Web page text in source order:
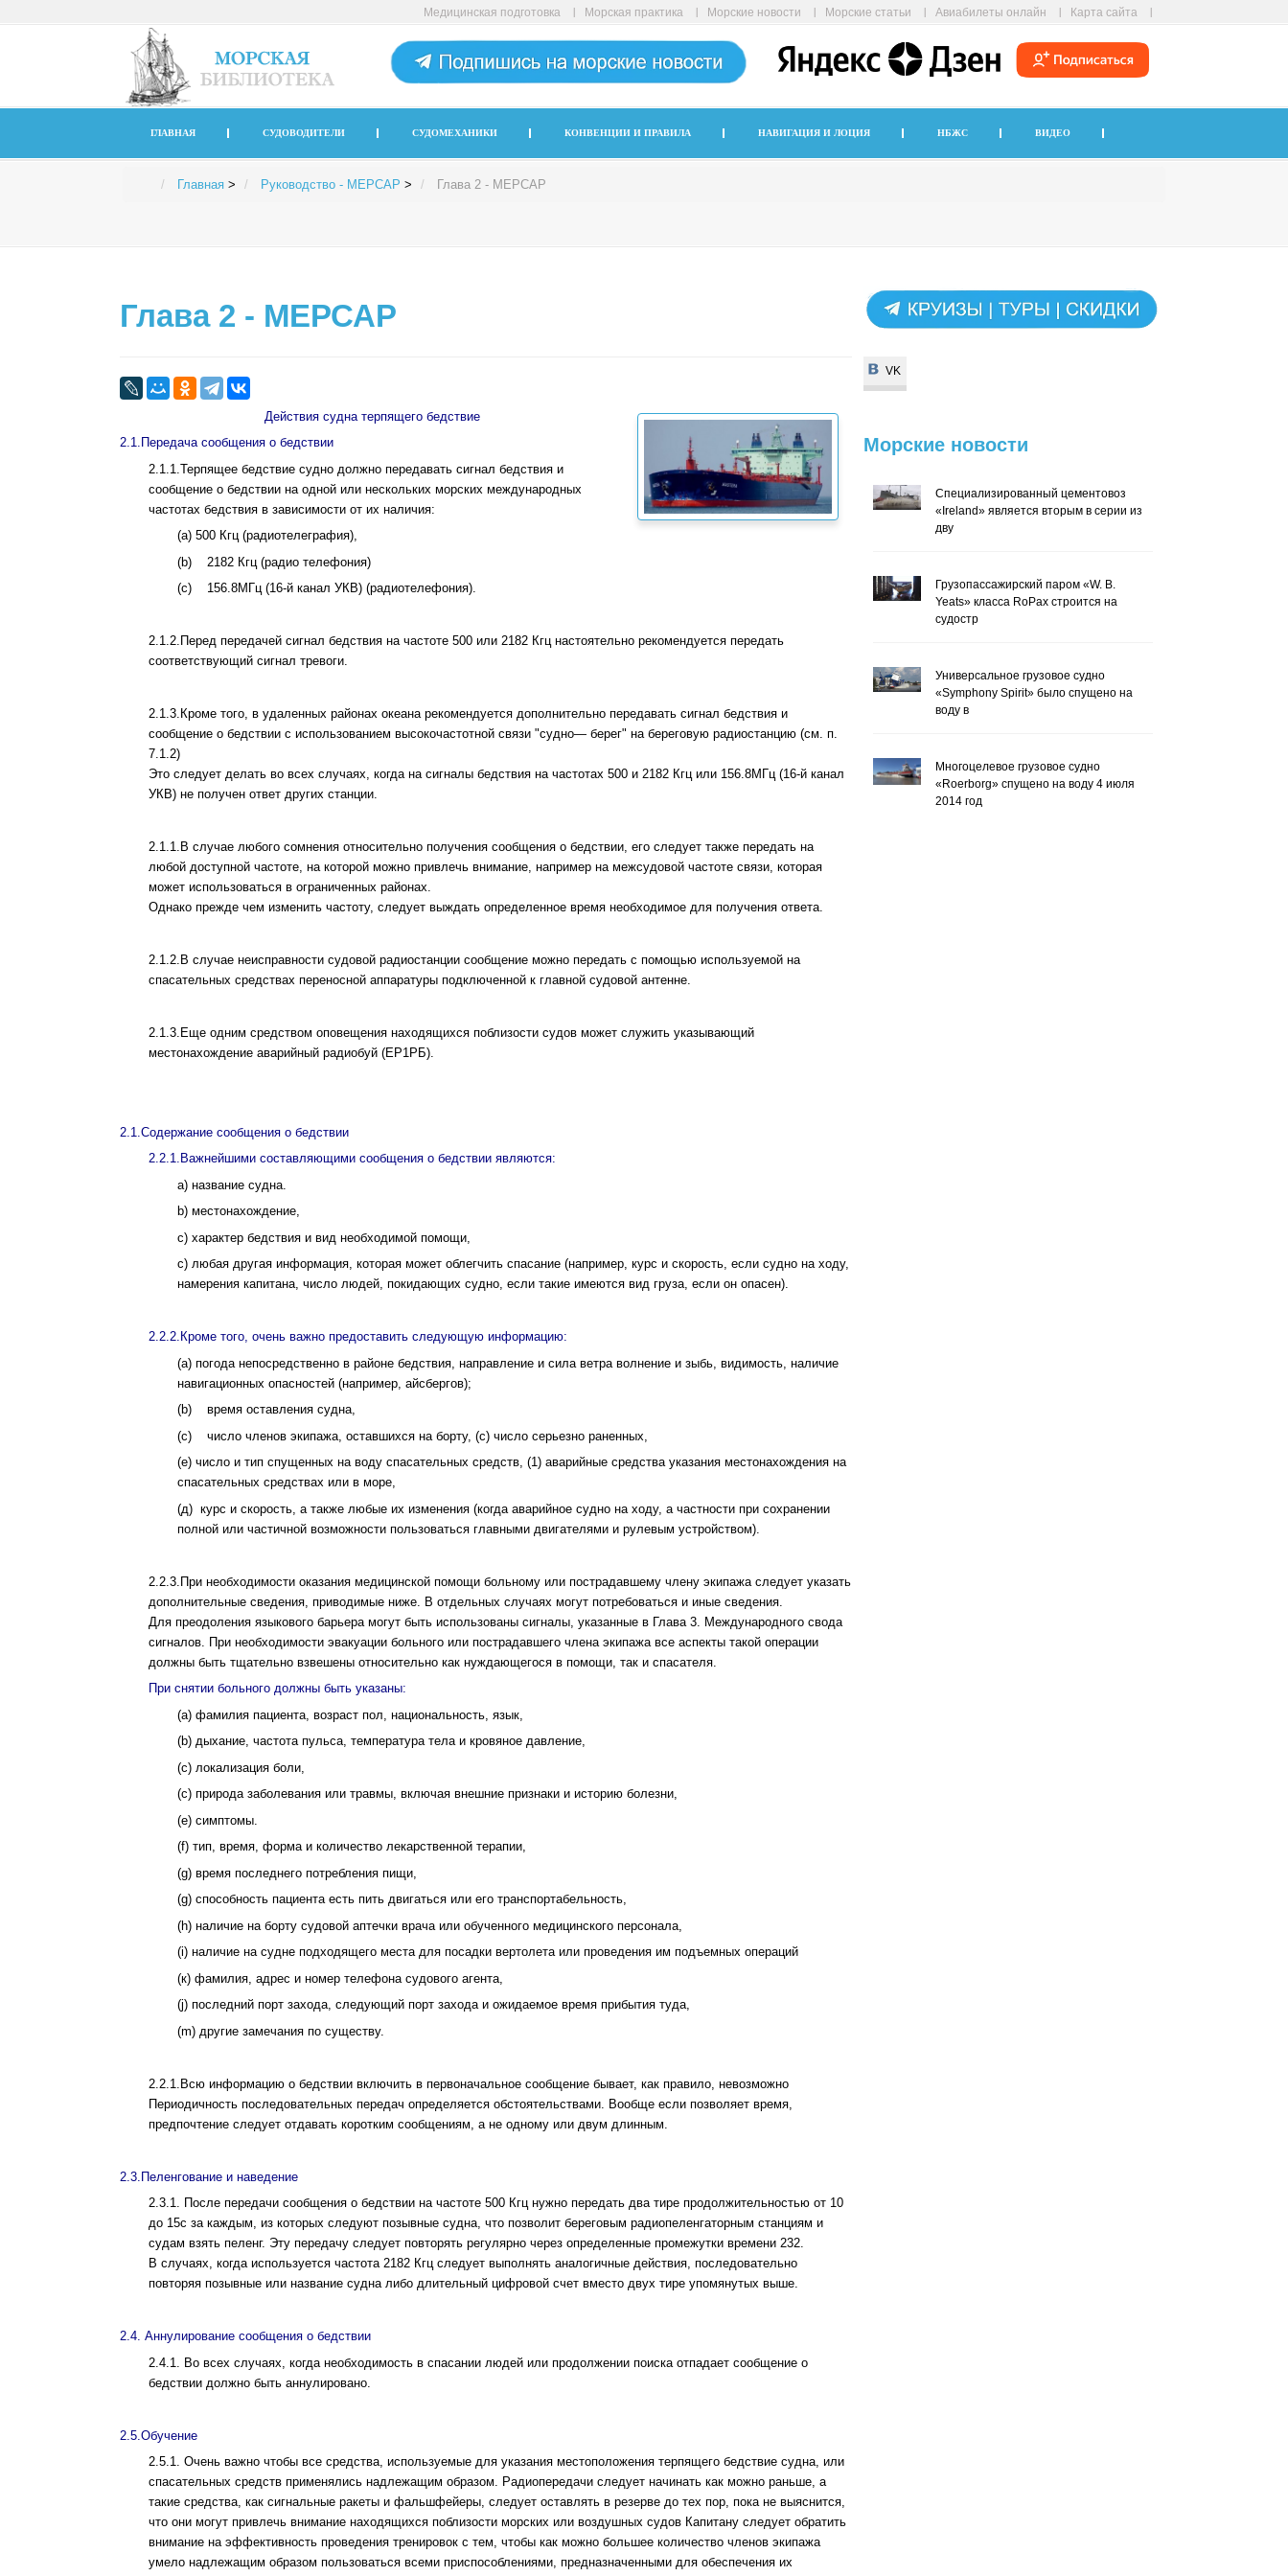
Медицинская подготовка Морская практика Морские новости Морские статьи Авиабилеты онлайн Карта сайта
ГЛАВНАЯ СУДОВОДИТЕЛИ СУДОМЕХАНИКИ КОНВЕНЦИИ И ПРАВИЛА НАВИГАЦИЯ И ЛОЦИЯ НБЖС ВИДЕО
Главная > Руководство - МЕРСАР > Глава 2 - МЕРСАР
Глава 2 - МЕРСАР
Действия судна терпящего бедствие
2.1.Передача сообщения о бедствии
2.1.1.Терпящее бедствие судно должно передавать сигнал бедствия и
сообщение о бедствии на одной или нескольких морских международных
частотах бедствия в зависимости от их наличия:
(a) 500 Кгц (радиотелеграфия),
(b) 2182 Кгц (радио телефония)
(c) 156.8МГц (16-й канал УКВ) (радиотелефония).
2.1.2.Перед передачей сигнал бедствия на частоте 500 или 2182 Кгц настоятельно рекомендуется передать
соответствующий сигнал тревоги.
2.1.3.Кроме того, в удаленных районах океана рекомендуется до­полнительно передавать сигнал бедствия и
сообщение о бедствии с использованием высокочастотной связи "судно— берег" на береговую радиостанцию (см. п.
7.1.2)
Это следует делать во всех случаях, когда на сигналы бедствия на частотах 500 и 2182 Кгц или 156.8МГц (16-й канал
УКВ) не получен ответ других станции.
2.1.1.В случае любого сомнения относительно получения сообщения о бедствии, его следует также передать на
любой доступной частоте, на которой можно привлечь внимание, например на межсудовой частоте связи, которая
может использоваться в ограниченных районах.
Однако прежде чем изменить частоту, следует выждать определенное время необходимое для получения ответа.
2.1.2.В случае неисправности судовой радиостанции сообщение можно передать с помощью используемой на
спасательных средствах переносной аппаратуры подключенной к главной судовой антенне.
2.1.3.Еще одним средством оповещения находящихся поблизости судов может служить указывающий
местонахождение аварийный радиобуй (ЕР1РБ).
2.1.Содержание сообщения о бедствии
2.2.1.Важнейшими составляющими сообщения о бедствии являются:
a) название судна.
b) местонахождение,
c) характер бедствия и вид необходимой помощи,
с) любая другая информация, которая может облегчить спасание (например, курс и скорость, если судно на ходу,
намерения капитана, число людей, покидающих судно, если такие имеются вид груза, если он опасен).
2.2.2.Кроме того, очень важно предоставить следующую информацию:
(а) погода непосредственно в районе бедствия, направление и сила ветра волнение и зыбь, видимость, наличие
навигационных опасностей (например, айсбергов);
(b) время оставления судна,
(c) число членов экипажа, оставшихся на борту, (с) число серьезно раненных,
(е) число и тип спущенных на воду спасательных средств, (1) аварийные средства указания местонахождения на
спасательных средствах или в море,
(д) курс и скорость, а также любые их изменения (когда аварийное судно на ходу, а частности при сохранении
полной или частичной возможности пользоваться главными двигателями и рулевым устройством).
2.2.3.При необходимости оказания медицинской помощи больному или пострадавшему члену экипажа следует указать
дополнительные сведения, приводимые ниже. В отдельных случаях могут потребоваться и иные сведения.
Для преодоления языкового барьера могут быть использованы сигналы, указанные в Глава 3. Международного свода
сигналов. При необходимости эвакуации больного или пострадавшего члена экипажа все аспекты такой операции
должны быть тщательно взвешены относительно как нуждающегося в помощи, так и спасателя.
При снятии больного должны быть указаны:
(a) фамилия пациента, возраст пол, национальность, язык,
(b) дыхание, частота пульса, температура тела и кровяное давление,
(c) локализация боли,
(с) природа заболевания или травмы, включая внешние признаки и историю болезни,
(е) симптомы.
(f) тип, время, форма и количество лекарственной терапии,
(g) время последнего потребления пищи,
(g) способность пациента есть пить двигаться или его транспортабельность,
(h) наличие на борту судовой аптечки врача или обученного медицинского персонала,
(i) наличие на судне подходящего места для посадки вертолета или проведения им подъемных операций
(к) фамилия, адрес и номер телефона судового агента,
(j) последний порт захода, следующий порт захода и ожидаемое время прибытия туда,
(m) другие замечания по существу.
2.2.1.Всю информацию о бедствии включить в первоначальное со­общение бывает, как правило, невозможно
Периодичность последовательных передач определяется обстоятельствами. Вообще если позволяет время,
предпочтение следует отдавать коротким сообщениям, а не одному или двум длинным.
2.3.Пеленгование и наведение
2.3.1. После передачи сообщения о бедствии на частоте 500 Кгц нужно передать два тире продолжительностью от 10
до 15с за каждым, из которых следуют позывные судна, что позволит береговым радиопеленгаторным станциям и
судам взять пеленг. Эту передачу следует повторять регулярно через определенные промежутки времени 232.
В случаях, когда используется частота 2182 Кгц следует выполнять аналогичные действия, последовательно
повторяя позывные или название судна либо длительный цифровой счет вместо двух тире упомянутых выше.
2.4. Аннулирование сообщения о бедствии
2.4.1. Во всех случаях, когда необходимость в спасании людей или продолжении поиска отпадает сообщение о
бедствии должно быть аннулировано.
2.5.Обучение
2.5.1. Очень важно чтобы все средства, используемые для указания местоположения терпящего бедствие судна, или
спасательных средств применялись надлежащим образом. Радиопередачи следует начинать как можно раньше, а
такие средства, как сигнальные ракеты и фальшфейеры, следует оставлять в резерве до тех пор, пока не выяснится,
что они могут привлечь внимание находящихся поблизости морских или воздушных судов Капитану следует обратить
внимание на эффективность проведения тренировок с тем, чтобы как можно большее количество членов экипажа
умело надле­жащим образом пользоваться всеми приспособлениями, предназначенными для обеспечения их
VK
VK
Морские новости
Специализированный цементовоз
«Ireland» является вторым в серии из
дву
Грузопассажирский паром «W. B.
Yeats» класса RoPax строится на
судостр
Универсальное грузовое судно
«Symphony Spirit» было спущено на
воду в
Многоцелевое грузовое судно
«Roerborg» спущено на воду 4 июля
2014 год